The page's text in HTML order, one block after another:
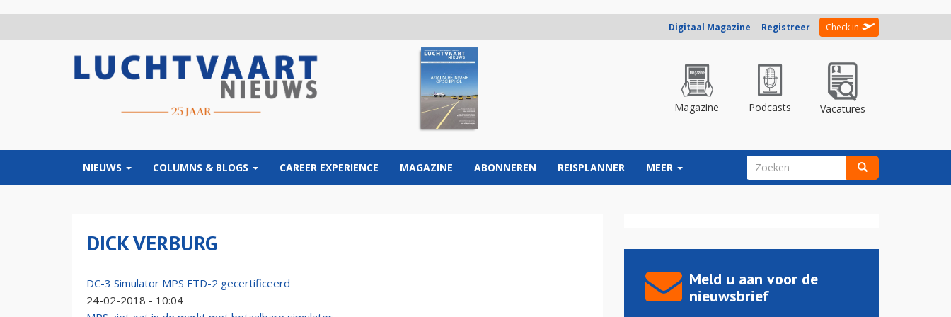
Digitaal Magazine Registreer Check in
Magazine Podcasts Vacatures
NIEUWS COLUMNS & BLOGS CAREER EXPERIENCE MAGAZINE ABONNEREN REISPLANNER MEER ZOEKVELD
DICK VERBURG
DC-3 Simulator MPS FTD-2 gecertificeerd
24-02-2018 - 10:04
Meld u aan voor de
nieuwsbrief